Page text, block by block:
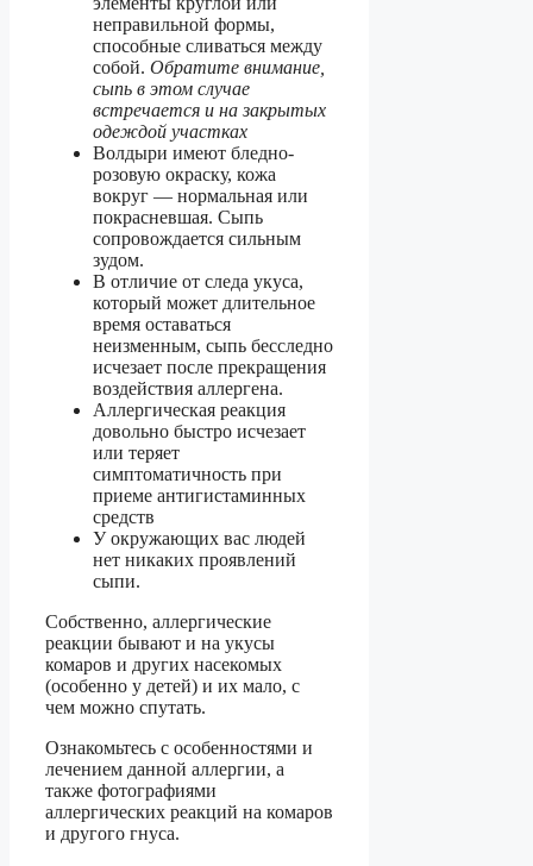
неправильной формы,
способные сливаться между
собой. Обратите внимание,
сыпь в этом случае
встречается и на закрытых
одеждой участках
Волдыри имеют бледно-
розовую окраску, кожа
вокруг — нормальная или
покрасневшая. Сыпь
сопровождается сильным
зудом.
В отличие от следа укуса,
который может длительное
время оставаться
неизменным, сыпь бесследно
исчезает после прекращения
воздействия аллергена.
Аллергическая реакция
довольно быстро исчезает
или теряет
симптоматичность при
приеме антигистаминных
средств
У окружающих вас людей
нет никаких проявлений
сыпи.
Собственно, аллергические
реакции бывают и на укусы
комаров и других насекомых
(особенно у детей) и их мало, с
чем можно спутать.
Ознакомьтесь с особенностями и
лечением данной аллергии, а
также фотографиями
аллергических реакций на комаров
и другого гнуса.